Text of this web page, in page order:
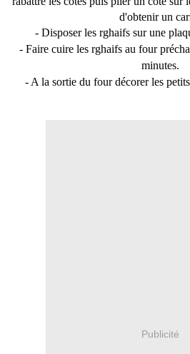
d'obtenir un
- Disposer les rghaifs sur une
- Faire cuire les rghaifs au four
minutes.
- A la sortie du four décorer les
Publicité